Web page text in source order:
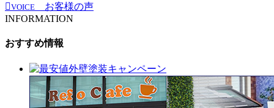
VOICE
お客様の声
INFORMATION
おすすめ情報